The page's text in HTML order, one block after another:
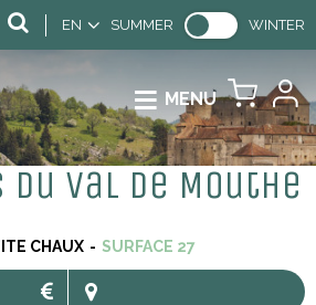
EN SUMMER WINTER
MENU
du Val de Mouthe
CHAUX SURFACE 27